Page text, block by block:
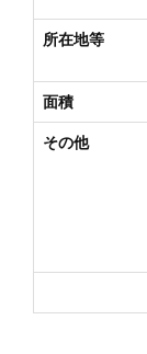
所在地等
面積
その他